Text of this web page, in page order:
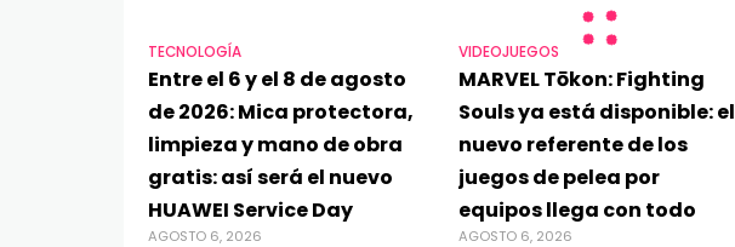
TECNOLOGÍA
Entre el 6 y el 8 de agosto
de 2026: Mica protectora,
limpieza y mano de obra
gratis: así será el nuevo
HUAWEI Service Day
AGOSTO 6, 2026
VIDEOJUEGOS
MARVEL Tōkon: Fighting
Souls ya está disponible: el
nuevo referente de los
juegos de pelea por
equipos llega con todo
AGOSTO 6, 2026